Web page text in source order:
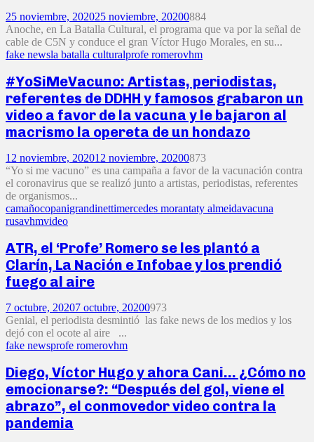
25 noviembre, 202025 noviembre, 20200884
Anoche, en La Batalla Cultural, el programa que va por la señal de
cable de C5N y conduce el gran Víctor Hugo Morales, en su...
fake newsla batalla culturalprofe romerovhm
#YoSiMeVacuno: Artistas, periodistas,
referentes de DDHH y famosos grabaron un
video a favor de la vacuna y le bajaron al
macrismo la opereta de un hondazo
12 noviembre, 202012 noviembre, 20200873
“Yo si me vacuno” es una campaña a favor de la vacunación contra
el coronavirus que se realizó junto a artistas, periodistas, referentes
de organismos...
camañocopanigrandinettimercedes morantaty almeidavacuna
rusavhmvideo
ATR, el ‘Profe’ Romero se les plantó a
Clarín, La Nación e Infobae y los prendió
fuego al aire
7 octubre, 20207 octubre, 20200973
Genial, el periodista desmintió las fake news de los medios y los
dejó con el ocote al aire ...
fake newsprofe romerovhm
Diego, Víctor Hugo y ahora Cani… ¿Cómo no
emocionarse?: “Después del gol, viene el
abrazo”, el conmovedor video contra la
pandemia